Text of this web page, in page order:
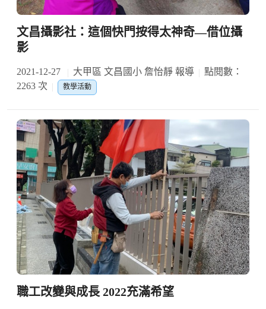
文昌攝影社：這個快門按得太神奇—借位攝
影
2021-12-27 大甲區 文昌國小 詹怡靜 報導
點閱數：
2263 次
教學活動
職工改變與成長 2022充滿希望